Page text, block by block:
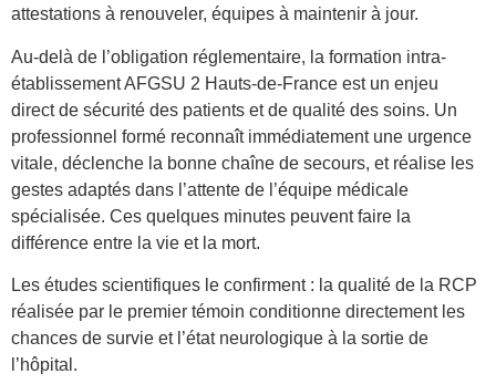
attestations à renouveler, équipes à maintenir à jour.
Au-delà de l’obligation réglementaire, la formation intra-
établissement AFGSU 2 Hauts-de-France est un enjeu
direct de sécurité des patients et de qualité des soins. Un
professionnel formé reconnaît immédiatement une urgence
vitale, déclenche la bonne chaîne de secours, et réalise les
gestes adaptés dans l’attente de l’équipe médicale
spécialisée. Ces quelques minutes peuvent faire la
différence entre la vie et la mort.
Les études scientifiques le confirment : la qualité de la RCP
réalisée par le premier témoin conditionne directement les
chances de survie et l’état neurologique à la sortie de
l’hôpital.